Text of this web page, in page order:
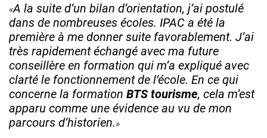
A la suite d’un bilan d’orientation, j’ai postulé
dans de nombreuses écoles. IPAC a été la
première à me donner suite favorablement. J’ai
très rapidement échangé avec ma future
conseillère en formation qui m’a expliqué avec
clarté le fonctionnement de l’école. En ce qui
concerne la formation BTS tourisme, cela m’est
apparu comme une évidence au vu de mon
parcours d’historien.